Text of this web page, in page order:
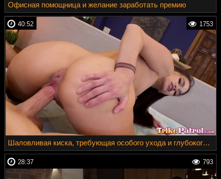
Офисная помощница и желание заработать премию
1753
40:52
Шаловливая киска, требующая особого ухода и глубокого вторжения от настоящего самца
793
28:37